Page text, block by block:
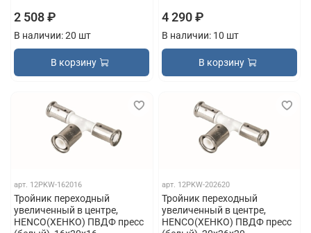
2 508 ₽
В наличии: 20 шт
В корзину
4 290 ₽
В наличии: 10 шт
В корзину
арт. 12PKW-162016
Тройник переходный
увеличенный в центре,
HENCO(ХЕНКО) ПВДФ пресс
арт. 12PKW-202620
Тройник переходный
увеличенный в центре,
HENCO(ХЕНКО) ПВДФ пресс